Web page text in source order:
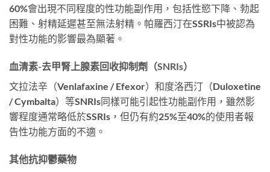
60%會出現不同程度的性功能副作用，包括性慾下降、勃起
困難、射精延遲甚至無法射精。帕羅西汀在SSRIs中被認為
對性功能的影響最為顯著。
血清素-去甲腎上腺素回收抑制劑（SNRIs）
文拉法辛（Venlafaxine / Efexor）和度洛西汀（Duloxetine
/ Cymbalta）等SNRIs同樣可能引起性功能副作用，雖然影
響程度通常略低於SSRIs，但仍有約25%至40%的使用者報
告性功能方面的不適。
其他抗抑鬱藥物